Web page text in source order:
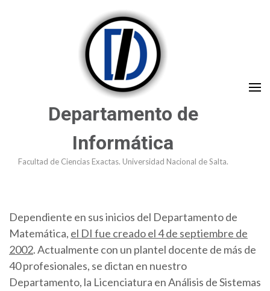
Departamento de
Informática
Facultad de Ciencias Exactas. Universidad Nacional de Salta.
Dependiente en sus inicios del Departamento de
Matemática, el DI fue creado el 4 de septiembre de
2002. Actualmente con un plantel docente de más de
40 profesionales, se dictan en nuestro
Departamento, la Licenciatura en Análisis de Sistemas